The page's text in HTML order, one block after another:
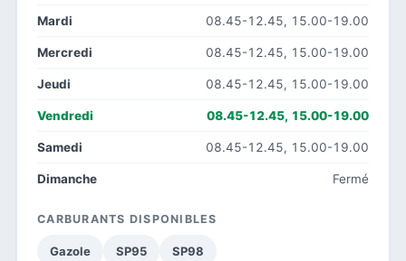
Mardi 08.45-12.45, 15.00-19.00
Mercredi 08.45-12.45, 15.00-19.00
Jeudi 08.45-12.45, 15.00-19.00
Vendredi 08.45-12.45, 15.00-19.00
Samedi 08.45-12.45, 15.00-19.00
Dimanche Fermé
CARBURANTS DISPONIBLES
Gazole SP95 SP98